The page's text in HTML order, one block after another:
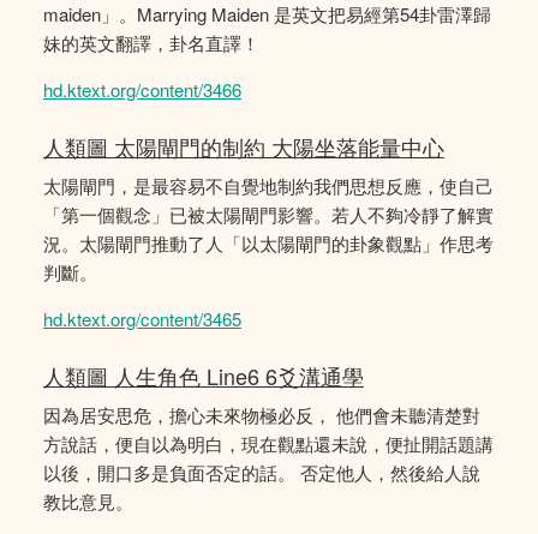
maiden」。Marrying Maiden 是英文把易經第54卦雷澤歸
妹的英文翻譯，卦名直譯！
hd.ktext.org/content/3466
人類圖 太陽閘門的制約 大陽坐落能量中心
太陽閘門，是最容易不自覺地制約我們思想反應，使自己
「第一個觀念」已被太陽閘門影響。若人不夠冷靜了解實
況。太陽閘門推動了人「以太陽閘門的卦象觀點」作思考
判斷。
hd.ktext.org/content/3465
人類圖 人生角色 Line6 6爻溝通學
因為居安思危，擔心未來物極必反， 他們會未聽清楚對
方說話，便自以為明白，現在觀點還未說，便扯開話題講
以後，開口多是負面否定的話。 否定他人，然後給人說
教比意見。